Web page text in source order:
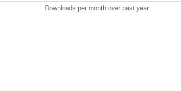
Downloads per month over past year